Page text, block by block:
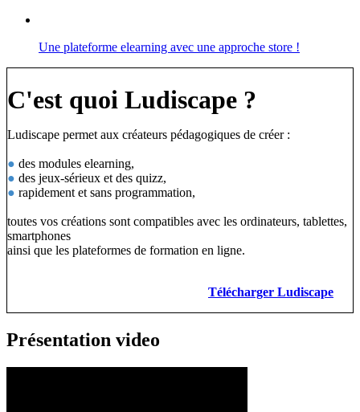
Une plateforme elearning avec une approche store !
C'est quoi Ludiscape ?
Ludiscape permet aux créateurs pédagogiques de créer :
● des modules elearning,
● des jeux-sérieux et des quizz,
● rapidement et sans programmation,
toutes vos créations sont compatibles avec les ordinateurs, tablettes,
smartphones
ainsi que les plateformes de formation en ligne.
Télécharger Ludiscape
Présentation video